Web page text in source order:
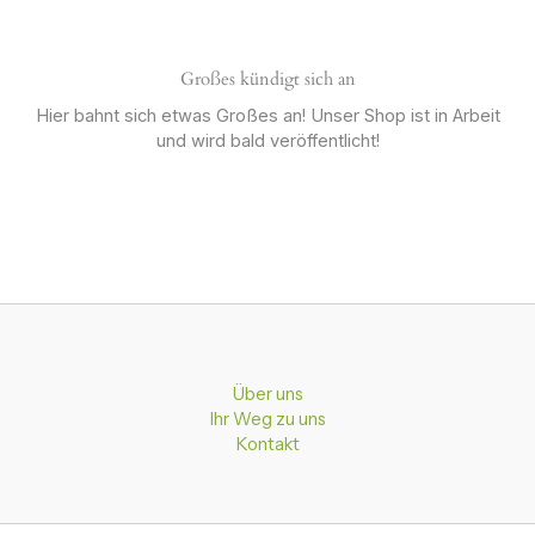
Großes kündigt sich an
Hier bahnt sich etwas Großes an! Unser Shop ist in Arbeit
und wird bald veröffentlicht!
Über uns
Ihr Weg zu uns
Kontakt